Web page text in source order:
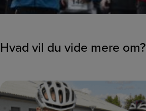
Hvad vil du vide mere om?